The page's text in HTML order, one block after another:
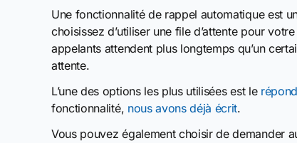
Une fonctionnalité de rappel automatique est
choisissez d’utiliser une file d’attente pour
appelants attendent plus longtemps qu’un
attente.
L’une des options les plus utilisées est le
fonctionnalité, nous avons déjà écrit.
Vous pouvez également choisir de demander